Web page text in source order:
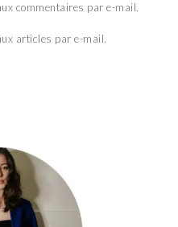
commentaires par e-mail.
articles par e-mail.